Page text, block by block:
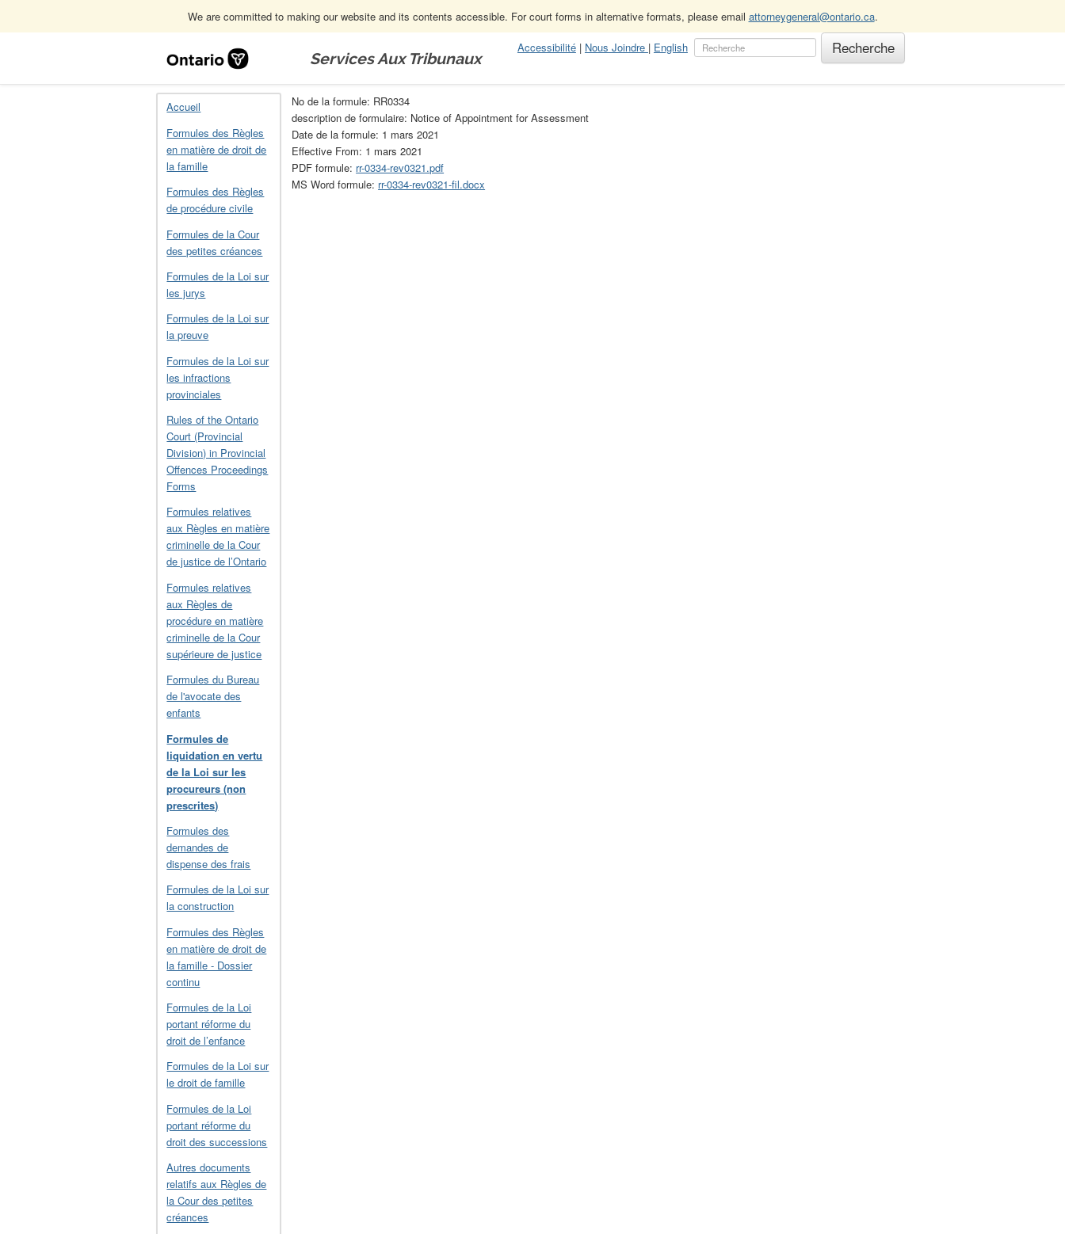
We are committed to making our website and its contents accessible. For court forms in alternative formats, please email attorneygeneral@ontario.ca.
Navigation
Services Aux Tribunaux
Accessibilité| Nous Joindre | English
Accueil
Formules de liquidation en vertu de la Loi sur les procureurs (non prescrites)
Accueil
Formules des Règles
en matière de droit de
la famille
Formules des Règles
de procédure civile
Formules de la Cour
des petites créances
Formules de la Loi sur
les jurys
Formules de la Loi sur
la preuve
Formules de la Loi sur
les infractions
provinciales
Rules of the Ontario
Court (Provincial
Division) in Provincial
Offences Proceedings
Forms
Formules relatives
aux Règles en matière
criminelle de la Cour
de justice de l’Ontario
Formules relatives
aux Règles de
procédure en matière
criminelle de la Cour
supérieure de justice
Formules du Bureau
de l'avocate des
enfants
Formules de
liquidation en vertu
de la Loi sur les
procureurs (non
prescrites)
Formules des
demandes de
dispense des frais
Formules de la Loi sur
la construction
Formules des Règles
en matière de droit de
la famille - Dossier
continu
Formules de la Loi
portant réforme du
droit de l’enfance
Formules de la Loi sur
le droit de famille
Formules de la Loi
portant réforme du
droit des successions
Autres documents
relatifs aux Règles de
la Cour des petites
créances
No de la formule: RR0334
description de formulaire: Notice of Appointment for Assessment
Date de la formule: 1 mars 2021
Effective From: 1 mars 2021
PDF formule: rr-0334-rev0321.pdf
MS Word formule: rr-0334-rev0321-fil.docx